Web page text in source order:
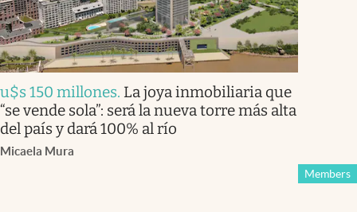
u$s 150 millones. La joya inmobiliaria que
“se vende sola”: será la nueva torre más alta
del país y dará 100% al río
Micaela Mura
Members